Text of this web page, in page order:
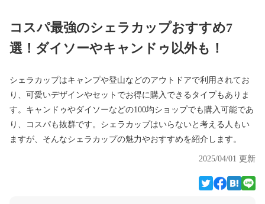
コスパ最強のシェラカップおすすめ7
選！ダイソーやキャンドゥ以外も！
シェラカップはキャンプや登山などのアウトドアで利用されてお
り、可愛いデザインやセットでお得に購入できるタイプもありま
す。キャンドゥやダイソーなどの100均ショップでも購入可能であ
り、コスパも抜群です。シェラカップはいらないと考える人もい
ますが、そんなシェラカップの魅力やおすすめを紹介します。
2025/04/01 更新